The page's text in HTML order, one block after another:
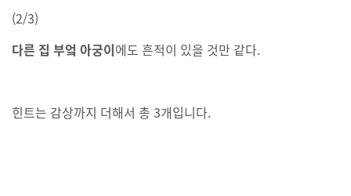
(2/3)
다른 집 부엌 아궁이에도 흔적이 있을 것만 같다.
힌트는 감상까지 더해서 총 3개입니다.